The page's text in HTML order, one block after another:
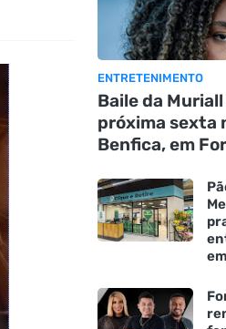
ENTRETENIMENTO
Baile da
próxima sexta
Benfica, em